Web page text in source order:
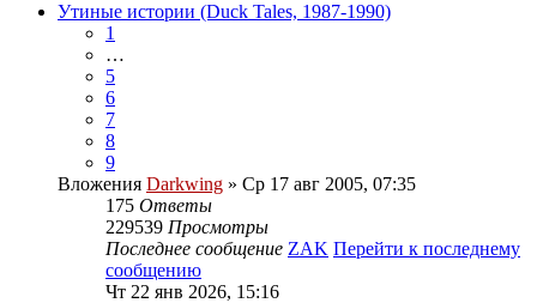
Утиные истории (Duck Tales, 1987-1990)
1
…
5
6
7
8
9
Вложения Darkwing » Ср 17 авг 2005, 07:35
175 Ответы
229539 Просмотры
Последнее сообщение ZAK Перейти к последнему
сообщению
Чт 22 янв 2026, 15:16